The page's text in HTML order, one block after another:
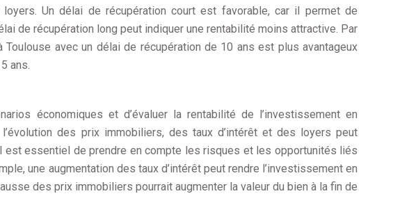
Un délai de récupération court est favorable, car il permet de
de récupération long peut indiquer une rentabilité moins attractive. Par
Toulouse avec un délai de récupération de 10 ans est plus avantageux
ans.
économiques et d’évaluer la rentabilité de l’investissement en
des prix immobiliers, des taux d’intérêt et des loyers peut
est essentiel de prendre en compte les risques et les opportunités liés
une augmentation des taux d’intérêt peut rendre l’investissement en
des prix immobiliers pourrait augmenter la valeur du bien à la fin de